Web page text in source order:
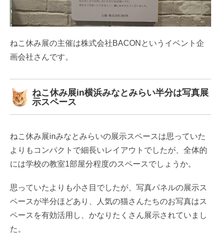
ねこ休み展の主催は株式会社BACONというイベント企
画会社さんです。
ねこ休み展in横浜みなとみらい半分は写真展
示スペース
ねこ休み展inみなとみらいの展示スペースは思っていた
よりもコンパクトで細長いレイアウトでしたが、全体的
には学校の教室1部屋分程度のスペースでしょうか。
思っていたよりも小さ目でしたが、写真パネルの展示ス
ペースが半分ほどあり、人気の猫さんたちのお写真はス
ペースを有効活用し、かなりたくさん展示されていまし
た。